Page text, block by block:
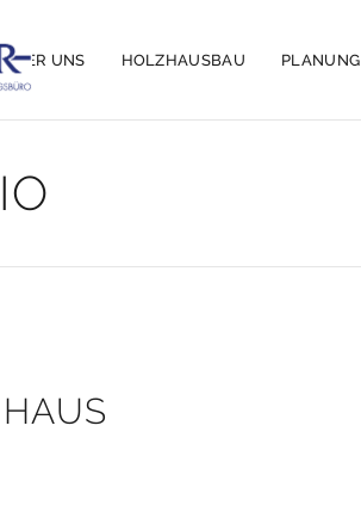
ÜBER UNS HOLZHAUSBAU PLANUNG